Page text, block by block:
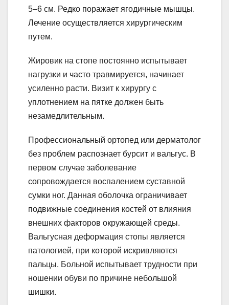
5–6 см. Редко поражает ягодичные мышцы.
Лечение осуществляется хирургическим
путем.
Жировик на стопе постоянно испытывает
нагрузки и часто травмируется, начинает
усиленно расти. Визит к хирургу с
уплотнением на пятке должен быть
незамедлительным.
Профессиональный ортопед или дерматолог
без проблем распознает бурсит и вальгус. В
первом случае заболевание
сопровождается воспалением суставной
сумки ног. Данная оболочка ограничивает
подвижные соединения костей от влияния
внешних факторов окружающей среды.
Вальгусная деформация стопы является
патологией, при которой искривляются
пальцы. Больной испытывает трудности при
ношении обуви по причине небольшой
шишки.